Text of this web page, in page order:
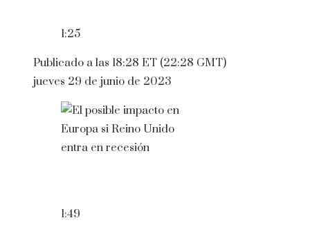
1:25
Publicado a las 18:28 ET (22:28 GMT)
jueves 29 de junio de 2023
1:49